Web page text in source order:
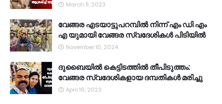
March 11, 2023
വേങ്ങര എടയാട്ടുപറമ്പിൽ നിന്ന് എം ഡി എം
എ യുമായി വേങ്ങര സ്വദേശികൾ പിടിയിൽ
November 10, 2024
ദുബൈയിൽ കെട്ടിടത്തിൽ തീപിടുത്തം:
വേങ്ങര സ്വദേശികളായ ദമ്പതികൾ മരിച്ചു
April 16, 2023